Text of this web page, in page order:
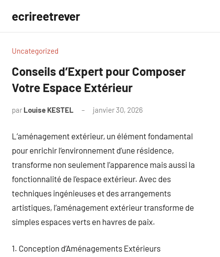
contenu
ecrireetrever
Uncategorized
Conseils d’Expert pour Composer
Votre Espace Extérieur
par Louise KESTEL janvier 30, 2026
L’aménagement extérieur, un élément fondamental
pour enrichir l’environnement d’une résidence,
transforme non seulement l’apparence mais aussi la
fonctionnalité de l’espace extérieur. Avec des
techniques ingénieuses et des arrangements
artistiques, l’aménagement extérieur transforme de
simples espaces verts en havres de paix.
1. Conception d’Aménagements Extérieurs